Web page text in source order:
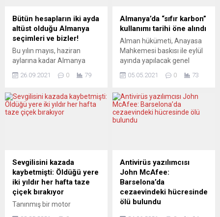
Dışişleri Bakanları
Gayriresmi Toplantısı
sonrasında Almanya
Dışişleri Bakanı Annalena
Baerbock ile ortak basın
toplantısında konuştu.
Finlandiya ve İsveç’in
başvurularıyla...
yanıtlayan BAB Hukuk ve
Danışmanlık’tan Bilal
programda şu sorulara
yanıtlar veriyor: – Fiili
çalışmama...
Bütün hesapların iki ayda
altüst olduğu Almanya
seçimleri ve bizler!
Bu yılın mayıs, haziran
aylarına kadar Almanya
öngörüler SPD aleyhine idi.
puan bandında bulunan Olaf
Scholz liderliğindeki sosyal
öne geçti. Sosyal
demokratların (SPD) şu anki
Maliye Bakanı Olaf Scholz,
partisini...
26.09.2021 0 79
Almanya’da “sıfır karbon”
kullanımı tarihi öne alındı
Alman hükümeti, Anayasa
Mahkemesi baskısı ile eylül
ayında yapılacak genel
hedeflerini yukarı yönlü
Başbakan Yardımcısı ve
Maliye Bakanı Olaf Scholz
ve Çevre Bakanı Svenja
basın toplantısı düzenledi.
Ülkede 2019’da 2030’e
kadar yüzde 55 olarak
açıklanan...
05.05.2021 0 73
Sevgilisini kazada
kaybetmişti: Öldüğü yere
iki yıldır her hafta taze
çiçek bırakıyor
Tanınmış bir motor
Antivirüs yazılımcısı
John McAfee:
Barselona’da
cezaevindeki hücresinde
ölü bulundu